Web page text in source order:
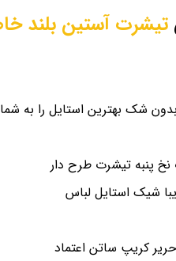
تیشرت آستین بلند
شک بهترین استایل را به
پنبه تیشرت طرح دار
شیک استایل لباس